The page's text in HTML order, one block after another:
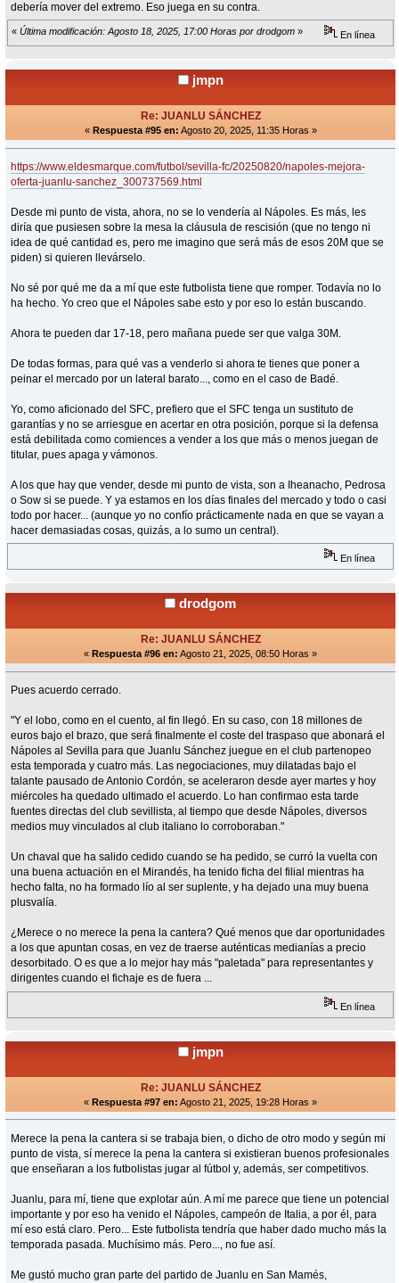
debería mover del extremo. Eso juega en su contra.
« Última modificación: Agosto 18, 2025, 17:00 Horas por drodgom » En línea
jmpn
Re: JUANLU SÁNCHEZ
« Respuesta #95 en: Agosto 20, 2025, 11:35 Horas »
https://www.eldesmarque.com/futbol/sevilla-fc/20250820/napoles-mejora-
oferta-juanlu-sanchez_300737569.html
Desde mi punto de vista, ahora, no se lo vendería al Nápoles. Es más, les
diría que pusiesen sobre la mesa la cláusula de rescisión (que no tengo ni
idea de qué cantidad es, pero me imagino que será más de esos 20M que se
piden) si quieren llevárselo.
No sé por qué me da a mí que este futbolista tiene que romper. Todavía no lo
ha hecho. Yo creo que el Nápoles sabe esto y por eso lo están buscando.
Ahora te pueden dar 17-18, pero mañana puede ser que valga 30M.
De todas formas, para qué vas a venderlo si ahora te tienes que poner a
peinar el mercado por un lateral barato..., como en el caso de Badé.
Yo, como aficionado del SFC, prefiero que el SFC tenga un sustituto de
garantías y no se arriesgue en acertar en otra posición, porque si la defensa
está debilitada como comiences a vender a los que más o menos juegan de
titular, pues apaga y vámonos.
A los que hay que vender, desde mi punto de vista, son a Iheanacho, Pedrosa
o Sow si se puede. Y ya estamos en los días finales del mercado y todo o casi
todo por hacer... (aunque yo no confío prácticamente nada en que se vayan a
hacer demasiadas cosas, quizás, a lo sumo un central).
En línea
drodgom
Re: JUANLU SÁNCHEZ
« Respuesta #96 en: Agosto 21, 2025, 08:50 Horas »
Pues acuerdo cerrado.
"Y el lobo, como en el cuento, al fin llegó. En su caso, con 18 millones de
euros bajo el brazo, que será finalmente el coste del traspaso que abonará el
Nápoles al Sevilla para que Juanlu Sánchez juegue en el club partenopeo
esta temporada y cuatro más. Las negociaciones, muy dilatadas bajo el
talante pausado de Antonio Cordón, se aceleraron desde ayer martes y hoy
miércoles ha quedado ultimado el acuerdo. Lo han confirmao esta tarde
fuentes directas del club sevillista, al tiempo que desde Nápoles, diversos
medios muy vinculados al club italiano lo corroboraban."
Un chaval que ha salido cedido cuando se ha pedido, se curró la vuelta con
una buena actuación en el Mirandés, ha tenido ficha del filial mientras ha
hecho falta, no ha formado lío al ser suplente, y ha dejado una muy buena
plusvalía.
¿Merece o no merece la pena la cantera? Qué menos que dar oportunidades
a los que apuntan cosas, en vez de traerse auténticas medianías a precio
desorbitado. O es que a lo mejor hay más "paletada" para representantes y
dirigentes cuando el fichaje es de fuera ...
En línea
jmpn
Re: JUANLU SÁNCHEZ
« Respuesta #97 en: Agosto 21, 2025, 19:28 Horas »
Merece la pena la cantera si se trabaja bien, o dicho de otro modo y según mi
punto de vista, sí merece la pena la cantera si existieran buenos profesionales
que enseñaran a los futbolistas jugar al fútbol y, además, ser competitivos.
Juanlu, para mí, tiene que explotar aún. A mí me parece que tiene un potencial
importante y por eso ha venido el Nápoles, campeón de Italia, a por él, para
mí eso está claro. Pero... Este futbolista tendría que haber dado mucho más la
temporada pasada. Muchísimo más. Pero..., no fue así.
Me gustó mucho gran parte del partido de Juanlu en San Mamés,